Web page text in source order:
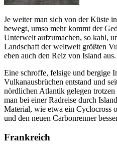
Je weiter man sich von der Küste
bewegt, umso mehr kommt der
Unterwelt aufzumachen, so kahl,
Landschaft der weltweit größten
eben auch den Reiz von Island aus.
Eine schroffe, felsige und bergige
Vulkanausbrüchen entstand und
nördlichen Atlantik gelegen trotzen
man bei einer Radreise durch
Material, wie etwa ein Cyclocross
und den neuen Carbonrenner
Frankreich